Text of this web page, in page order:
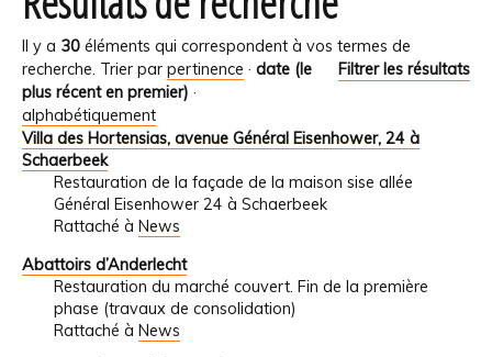
Il y a 30 éléments qui correspondent à vos termes de
recherche.
Filtrer les résultats
Trier par pertinence · date (le
plus récent en premier) ·
alphabétiquement
Villa des Hortensias, avenue Général Eisenhower, 24 à
Schaerbeek
Restauration de la façade de la maison sise allée
Général Eisenhower 24 à Schaerbeek
Rattaché à News
Abattoirs d’Anderlecht
Restauration du marché couvert. Fin de la première
phase (travaux de consolidation)
Rattaché à News